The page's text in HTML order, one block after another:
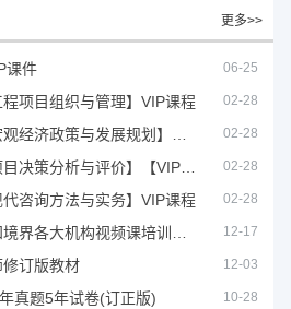
更多>>
课件 06-25
项目组织与管理】VIP课程 02-28
02-28
02-28
咨询方法与实务】VIP课程 02-28
12-17
订版教材 12-03
真题5年试卷(订正版) 10-28